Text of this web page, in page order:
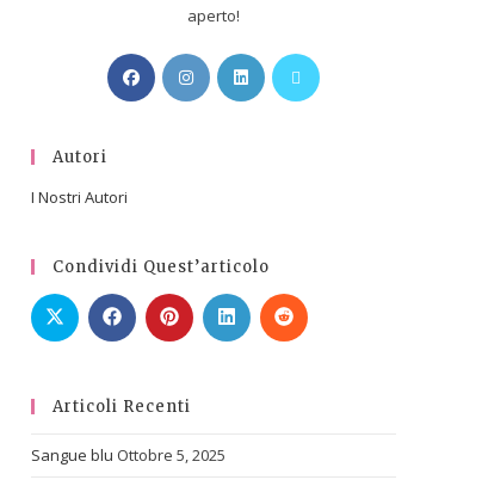
aperto!
Autori
I Nostri Autori
Condividi Quest’articolo
Articoli Recenti
Sangue blu Ottobre 5, 2025